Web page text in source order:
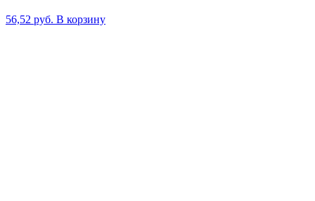
56,52 руб. В корзину